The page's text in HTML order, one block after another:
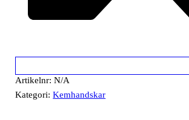
Artikelnr:N/A
Kategori:Kemhandskar